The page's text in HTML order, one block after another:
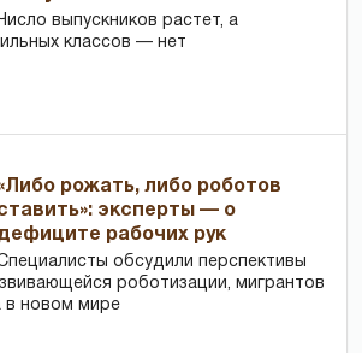
выпускников растет, а
классов — нет
рожать, либо роботов
эксперты — о
рабочих рук
обсудили перспективы
роботизации, мигрантов
в новом мире